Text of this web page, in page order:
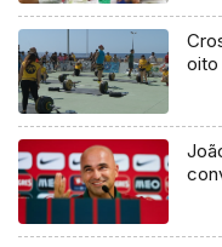
oito